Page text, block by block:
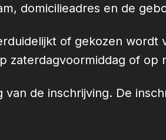
domicilieadres en de
of gekozen wordt
zaterdagvoormiddag of op
de inschrijving. De